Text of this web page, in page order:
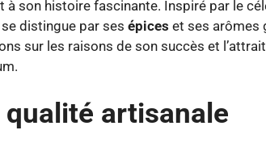
à son histoire fascinante. Inspiré par le
distingue par ses épices et ses arômes
sur les raisons de son succès et
qualité artisanale